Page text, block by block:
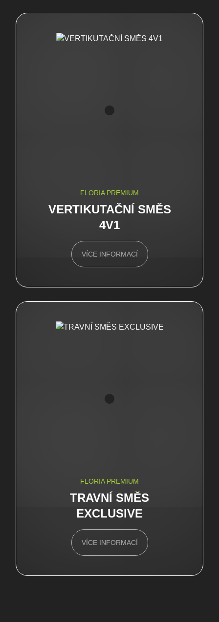
FLORIA PREMIUM
VERTIKUTAČNÍ SMĚS
4V1
VÍCE INFORMACÍ
FLORIA PREMIUM
TRAVNÍ SMĚS
EXCLUSIVE
VÍCE INFORMACÍ